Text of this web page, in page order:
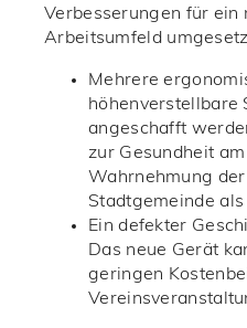
Verbesserungen für ein
Arbeitsumfeld
Mehrere
höhenverstellbare
angeschafft
zur Gesundheit
Wahrnehmung
Stadtgemeinde
Ein defekter
Das neue Gerät
geringen